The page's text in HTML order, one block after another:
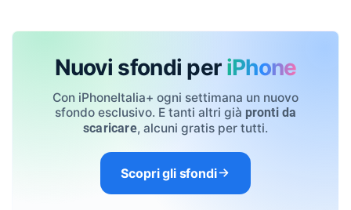
Nuovi sfondi per iPhone
Con iPhoneItalia+ ogni settimana un nuovo
sfondo esclusivo. E tanti altri già pronti da
scaricare, alcuni gratis per tutti.
Scopri gli sfondi